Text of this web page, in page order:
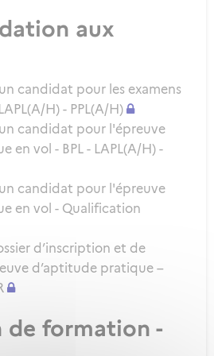
aux
candidat pour les examens
H) - PPL(A/H)
candidat pour l'épreuve
vol - BPL - LAPL(A/H) -
candidat pour l'épreuve
en vol - Qualification
d’inscription et de
d’aptitude pratique –
formation -